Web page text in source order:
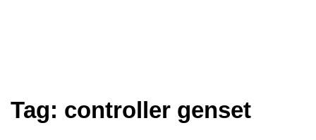
Tag: controller genset